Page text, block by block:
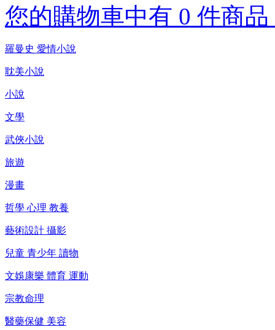
您的購物車中有 0 件商
羅曼史 愛情小說
耽美小說
小說
文學
武俠小說
旅遊
漫畫
哲學 心理 教養
藝術設計 攝影
兒童 青少年 讀物
文娛康樂 體育 運動
宗教命理
醫藥保健 美容